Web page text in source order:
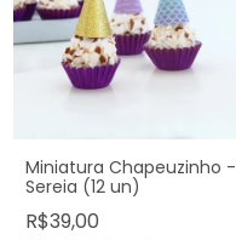
Miniatura Chapeuzinho -
Sereia (12 un)
R$39,00